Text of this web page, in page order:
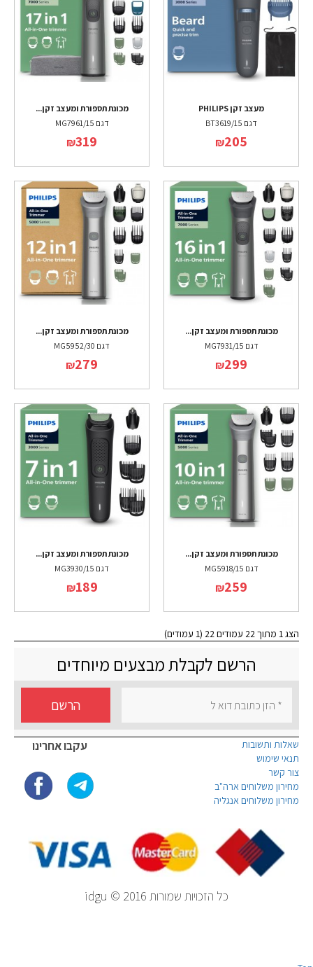
מעצב זקן PHILIPS
דגם BT3619/15
₪205
מכונת תספורת ומעצב זקן...
דגם MG7961/15
₪319
מכונת תספורת ומעצב זקן...
דגם MG7931/15
₪299
מכונת תספורת ומעצב זקן...
דגם MG5952/30
₪279
מכונת תספורת ומעצב זקן...
דגם MG5918/15
₪259
מכונת תספורת ומעצב זקן...
דגם MG3930/15
₪189
הצג 1 מתוך 22 עמודים 22 (1 עמודים)
הרשם לקבלת מבצעים מיוחדים
הרשם
עקבו אחרינו
שאלות ותשובות
תנאי שימוש
צור קשר
מחירון משלוחים ארה"ב
מחירון משלוחים אנגליה
כל הזכויות שמורות idgu © 2016